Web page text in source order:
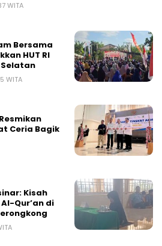
WITA
Bersama
HUT RI
Selatan
WITA
Ceria Bagik
Kisah
Qur’an di